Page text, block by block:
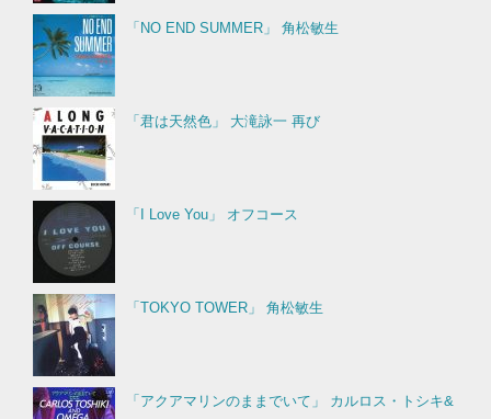
「NO END SUMMER」 角松敏生
「君は天然色」 大滝詠一 再び
「I Love You」 オフコース
「TOKYO TOWER」 角松敏生
「アクアマリンのままでいて」 カルロス・トシキ&